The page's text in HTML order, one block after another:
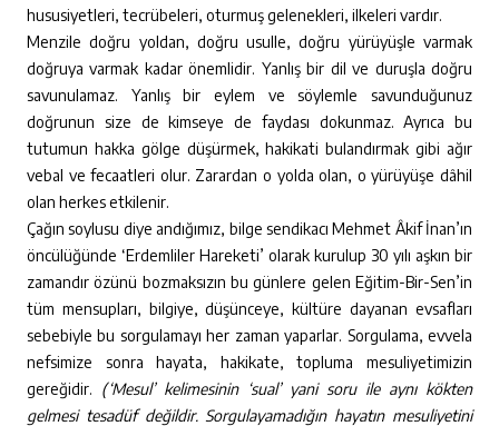
hususiyetleri, tecrübeleri, oturmuş gelenekleri, ilkeleri vardır.
Menzile doğru yoldan, doğru usulle, doğru yürüyüşle varmak
doğruya varmak kadar önemlidir. Yanlış bir dil ve duruşla doğru
savunulamaz. Yanlış bir eylem ve söylemle savunduğunuz
doğrunun size de kimseye de faydası dokunmaz. Ayrıca bu
tutumun hakka gölge düşürmek, hakikati bulandırmak gibi ağır
vebal ve fecaatleri olur. Zarardan o yolda olan, o yürüyüşe dâhil
olan herkes etkilenir.
Çağın soylusu diye andığımız, bilge sendikacı Mehmet Âkif İnan’ın
öncülüğünde ‘Erdemliler Hareketi’ olarak kurulup 30 yılı aşkın bir
zamandır özünü bozmaksızın bu günlere gelen Eğitim-Bir-Sen’in
tüm mensupları, bilgiye, düşünceye, kültüre dayanan evsafları
sebebiyle bu sorgulamayı her zaman yaparlar. Sorgulama, evvela
nefsimize sonra hayata, hakikate, topluma mesuliyetimizin
gereğidir. (‘Mesul’ kelimesinin ‘sual’ yani soru ile aynı kökten
gelmesi tesadüf değildir. Sorgulayamadığın hayatın mesuliyetini